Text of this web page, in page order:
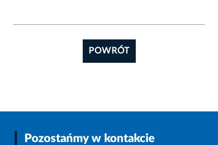
POWRÓT
Pozostańmy w kontakcie